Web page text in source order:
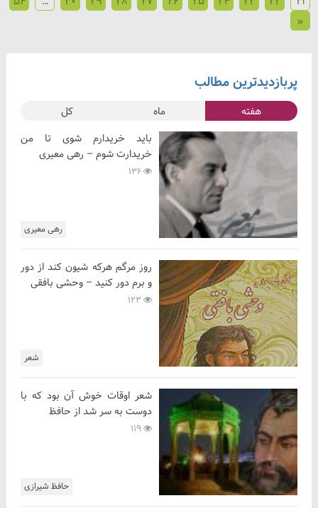
«
پربازدیدترین مطالب
هفته ماه کل
رهی معیری
باید خریدارم شوی تا من
خریدارت شوم – رهی معیری
شعر
روز مرگم هرکه شیون کند از دور
و برم دور کنید – وحشی بافقی
حافظ شیرازی
شعر اوقات خوش آن بود که با
دوست به سر شد از حافظ